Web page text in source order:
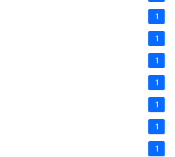
1
1
1
1
1
1
1